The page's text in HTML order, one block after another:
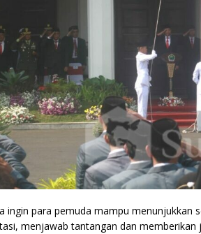
ingin para pemuda mampu
menjawab tantangan dan memberikan